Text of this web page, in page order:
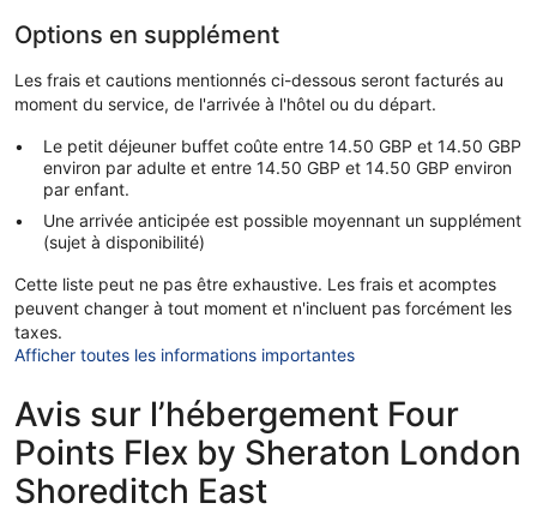
Options en supplément
Les frais et cautions mentionnés ci-dessous seront facturés au
moment du service, de l'arrivée à l'hôtel ou du départ.
Le petit déjeuner buffet coûte entre 14.50 GBP et 14.50 GBP
environ par adulte et entre 14.50 GBP et 14.50 GBP environ
par enfant.
Une arrivée anticipée est possible moyennant un supplément
(sujet à disponibilité)
Cette liste peut ne pas être exhaustive. Les frais et acomptes
peuvent changer à tout moment et n'incluent pas forcément les
taxes.
Afficher toutes les informations importantes
Avis sur l’hébergement Four
Points Flex by Sheraton London
Shoreditch East